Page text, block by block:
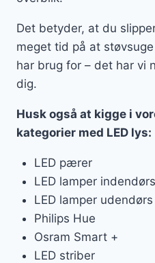
Det betyder, at du
meget tid på at
har brug for – det har vi
dig.
Husk også at kigge i
kategorier med LED lys:
LED pærer
LED lamper indendørs
LED lamper udendørs
Philips Hue
Osram Smart +
LED striber